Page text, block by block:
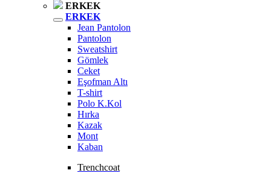
ERKEK
ERKEK
Jean Pantolon
Pantolon
Sweatshirt
Gömlek
Ceket
Eşofman Altı
T-shirt
Polo K.Kol
Hırka
Kazak
Mont
Kaban
Trenchcoat